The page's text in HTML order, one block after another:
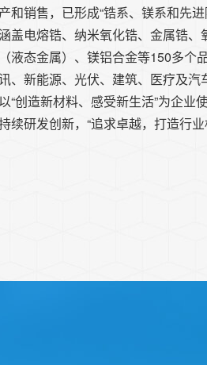
和销售，已形成“锆系、镁系和先
盖电熔锆、纳米氧化锆、金属锆、
液态金属）、镁铝合金等150多个
、新能源、光伏、建筑、医疗及
“创造新材料、感受新生活”为企业
续研发创新，“追求卓越，打造行